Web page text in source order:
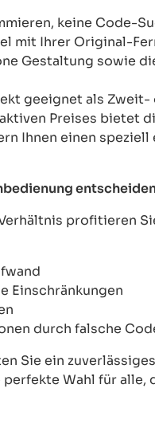
keine Code-
mit Ihrer Original-
Gestaltung sowie
geeignet als Zweit-
Preises bietet
Ihnen einen
profitieren
Einschränkungen
durch falsche
Sie ein
Wahl für